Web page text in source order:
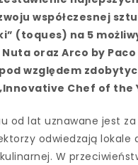
współczesnej
(toques) na 5
oraz Arco by
względem
Chef of the
od lat uznawane jest
odwiedzają
W